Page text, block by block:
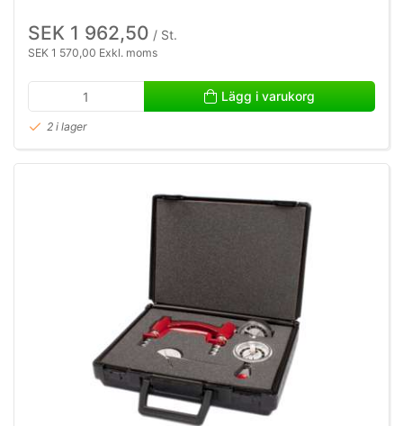
SEK 1 962,50 / St.
SEK 1 570,00 Exkl. moms
Lägg i varukorg
2 i lager